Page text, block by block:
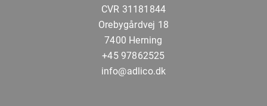
CVR 31181844
Orebygårdvej 18
7400 Herning
+45 97862525
info@adlico.dk